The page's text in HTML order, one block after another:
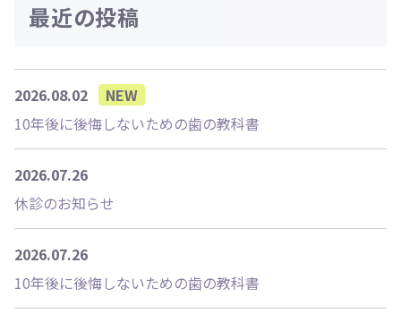
最近の投稿
2026.08.02
NEW
10年後に後悔しないための歯の教科書
2026.07.26
休診のお知らせ
2026.07.26
10年後に後悔しないための歯の教科書